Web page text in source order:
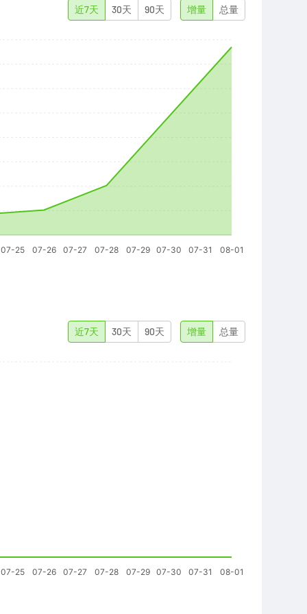
近7天 30天 90天 增量 总量
近7天 30天 90天 增量 总量